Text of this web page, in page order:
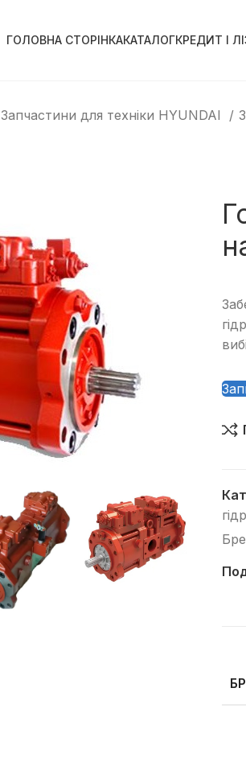
ГОЛОВНА СТОРІНКАКАТАЛОГКРЕДИТ І
Запчастини для техніки HYUNDAI